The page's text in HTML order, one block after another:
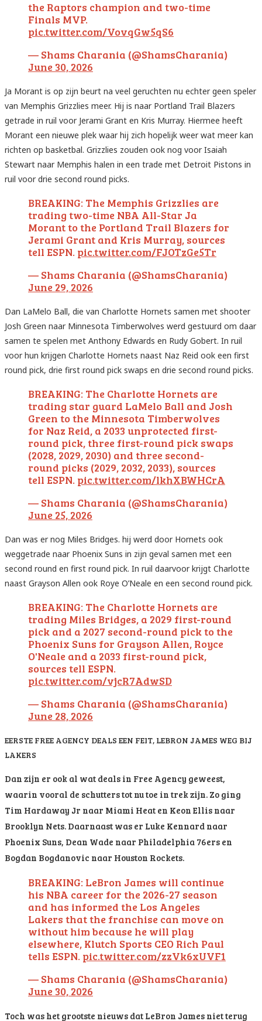
the Raptors champion and two-time
Finals MVP.
pic.twitter.com/VovqGw5qS6
— Shams Charania (@ShamsCharania)
June 30, 2026
Ja Morant is op zijn beurt na veel geruchten nu echter geen speler
van Memphis Grizzlies meer. Hij is naar Portland Trail Blazers
getrade in ruil voor Jerami Grant en Kris Murray. Hiermee heeft
Morant een nieuwe plek waar hij zich hopelijk weer wat meer kan
richten op basketbal. Grizzlies zouden ook nog voor Isaiah
Stewart naar Memphis halen in een trade met Detroit Pistons in
ruil voor drie second round picks.
BREAKING: The Memphis Grizzlies are
trading two-time NBA All-Star Ja
Morant to the Portland Trail Blazers for
Jerami Grant and Kris Murray, sources
tell ESPN. pic.twitter.com/FJOTzGe5Tr
— Shams Charania (@ShamsCharania)
June 29, 2026
Dan LaMelo Ball, die van Charlotte Hornets samen met shooter
Josh Green naar Minnesota Timberwolves werd gestuurd om daar
samen te spelen met Anthony Edwards en Rudy Gobert. In ruil
voor hun krijgen Charlotte Hornets naast Naz Reid ook een first
round pick, drie first round pick swaps en drie second round picks.
BREAKING: The Charlotte Hornets are
trading star guard LaMelo Ball and Josh
Green to the Minnesota Timberwolves
for Naz Reid, a 2033 unprotected first-
round pick, three first-round pick swaps
(2028, 2029, 2030) and three second-
round picks (2029, 2032, 2033), sources
tell ESPN. pic.twitter.com/lkhXBWHCrA
— Shams Charania (@ShamsCharania)
June 25, 2026
Dan was er nog Miles Bridges. hij werd door Hornets ook
weggetrade naar Phoenix Suns in zijn geval samen met een
second round en first round pick. In ruil daarvoor krijgt Charlotte
naast Grayson Allen ook Roye O’Neale en een second round pick.
BREAKING: The Charlotte Hornets are
trading Miles Bridges, a 2029 first-round
pick and a 2027 second-round pick to the
Phoenix Suns for Grayson Allen, Royce
O'Neale and a 2033 first-round pick,
sources tell ESPN.
pic.twitter.com/vjcR7AdwSD
— Shams Charania (@ShamsCharania)
June 28, 2026
EERSTE FREE AGENCY DEALS EEN FEIT, LEBRON JAMES WEG BIJ
LAKERS
Dan zijn er ook al wat deals in Free Agency geweest,
waarin vooral de schutters tot nu toe in trek zijn. Zo ging
Tim Hardaway Jr naar Miami Heat en Keon Ellis naar
Brooklyn Nets. Daarnaast was er Luke Kennard naar
Phoenix Suns, Dean Wade naar Philadelphia 76ers en
Bogdan Bogdanovic naar Houston Rockets.
BREAKING: LeBron James will continue
his NBA career for the 2026-27 season
and has informed the Los Angeles
Lakers that the franchise can move on
without him because he will play
elsewhere, Klutch Sports CEO Rich Paul
tells ESPN. pic.twitter.com/zzVk6xUVF1
— Shams Charania (@ShamsCharania)
June 30, 2026
Toch was het grootste nieuws dat LeBron James niet terug